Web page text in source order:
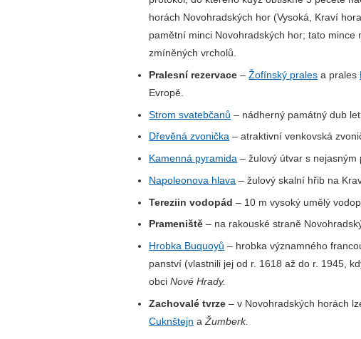
horách Novohradských hor (Vysoká, Kraví
pamětní minci Novohradských hor; tato
zmíněných vrcholů.
Pralesní rezervace –Žofínský prales a prales
Evropě.
Strom svatebčanů – nádherný památný dub
Dřevěná zvonička – atraktivní venkovská
Kamenná pyramida – žulový útvar s
Napoleonova hlava – žulový skalní hřib na
Tereziin vodopád – 10 m vysoký umělý
Prameniště – na rakouské straně
Hrobka Buquoyů – hrobka významného
panství (vlastnili jej od r. 1618 až do r. 1945,
obciNové Hrady.
Zachovalé tvrze – v Novohradských horách
Cuknštejn aŽumberk.